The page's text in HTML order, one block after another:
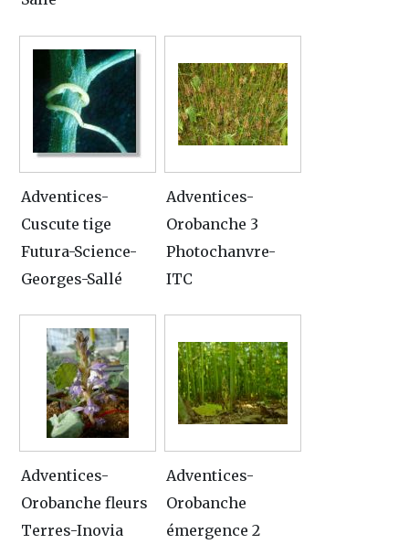
Adventices-
Cuscute tige
Futura-Science-
Georges-Sallé
Adventices-
Orobanche 3
Photochanvre-
ITC
Adventices-
Orobanche fleurs
Terres-Inovia
Adventices-
Orobanche
émergence 2